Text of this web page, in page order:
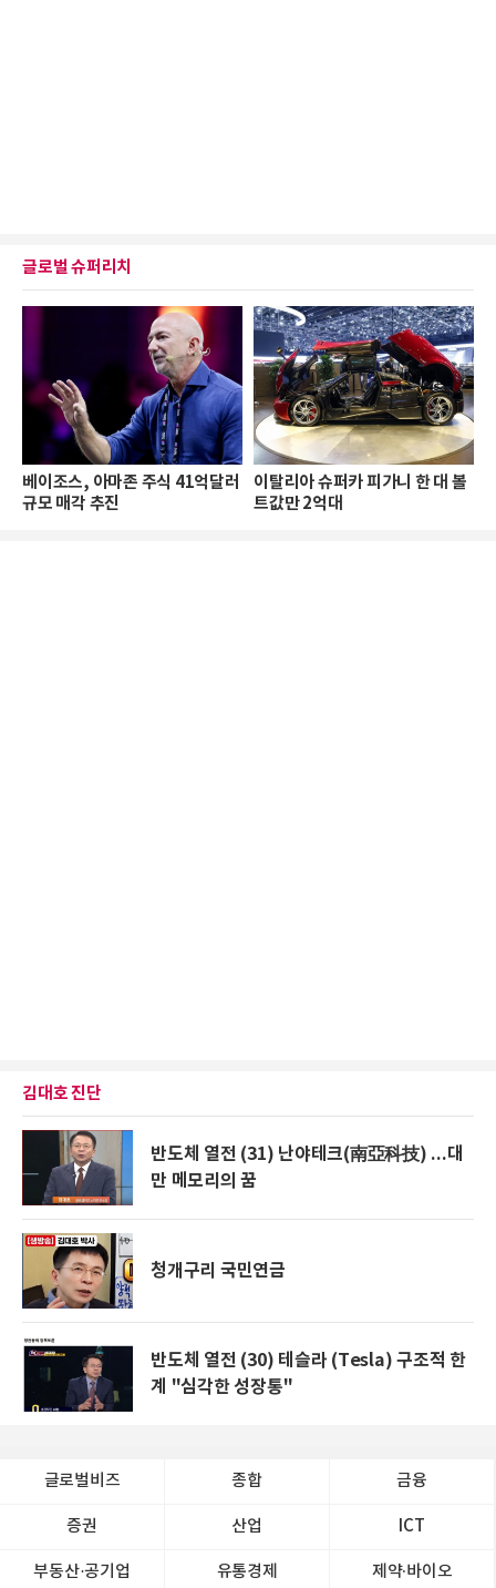
글로벌 슈퍼리치
베이조스, 아마존 주식 41억달러
규모 매각 추진
이탈리아 슈퍼카 피가니 한 대 볼
트값만 2억대
김대호 진단
반도체 열전 (31) 난야테크(南亞科技) ...대
만 메모리의 꿈
청개구리 국민연금
반도체 열전 (30) 테슬라 (Tesla) 구조적 한
계 "심각한 성장통"
글로벌비즈 종합 금융
증권 산업 ICT
부동산·공기업 유통경제 제약∙바이오